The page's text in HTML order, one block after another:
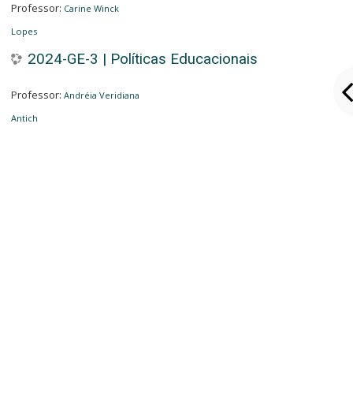
Professor: Carine Winck
Lopes
2024-GE-3 | Políticas Educacionais
Professor: Andréia Veridiana
Antich